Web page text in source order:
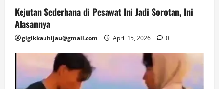
Kejutan Sederhana di Pesawat Ini Jadi Sorotan, Ini
Alasannya
gigikkauhijau@gmail.com April 15, 2026 0